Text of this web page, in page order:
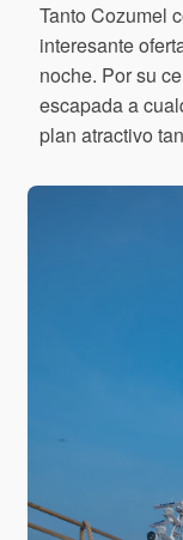
Tanto Cozumel
interesante
noche. Por su
escapada a
plan atractivo